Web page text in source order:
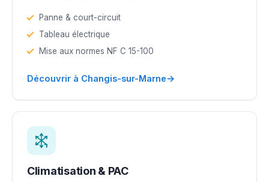
Panne & court-circuit
Tableau électrique
Mise aux normes NF C 15-100
Découvrir à Changis-sur-Marne→
Climatisation & PAC